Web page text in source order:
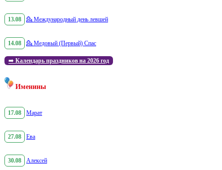
13.08 💁 Международный день левшей
14.08 💁 Медовый (Первый) Спас
➡️ Календарь праздников на 2026 год
Именины
17.08 Марат
27.08 Ева
30.08 Алексей